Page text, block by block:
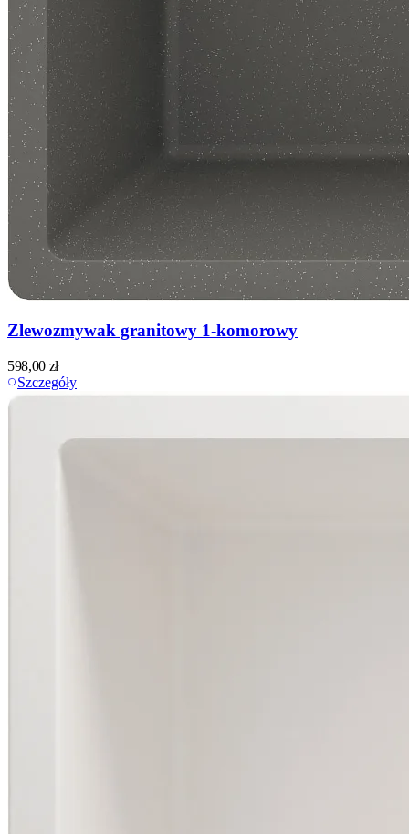
Zlewozmywak granitowy 1-komorowy
598,00 zł
Szczegóły